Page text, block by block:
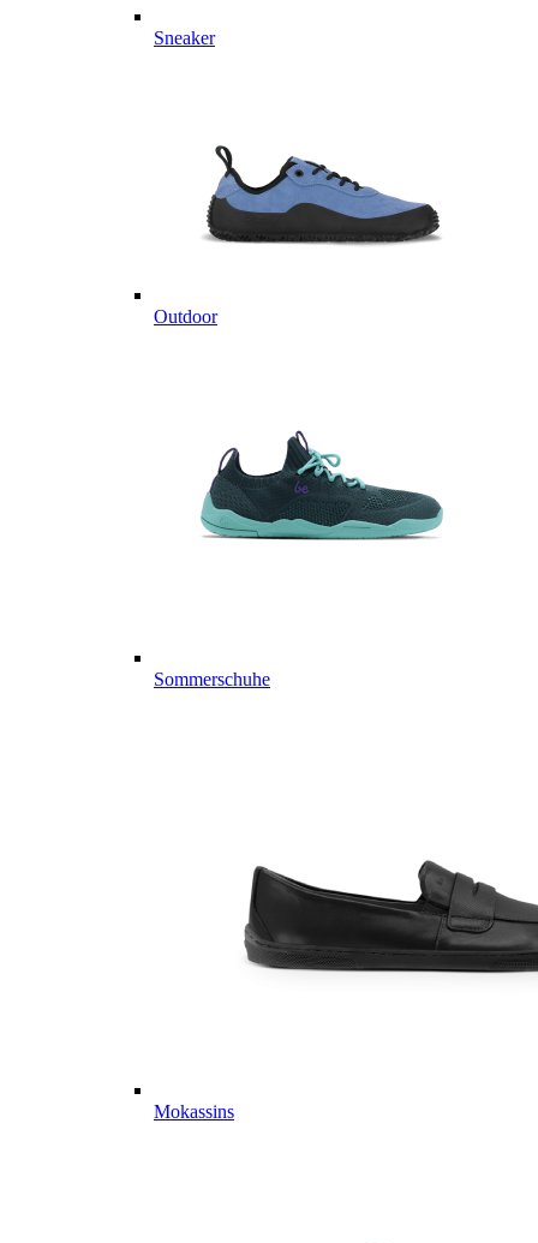
Sneaker
Outdoor
Sommerschuhe
Mokassins